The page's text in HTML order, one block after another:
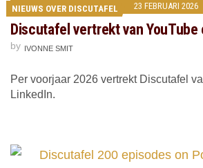
NIEUWS OVER DISCUTAFEL 23 FEBRUARI 2026
Discutafel vertrekt van YouTube
by IVONNE SMIT
Per voorjaar 2026 vertrekt Discutafel
LinkedIn.